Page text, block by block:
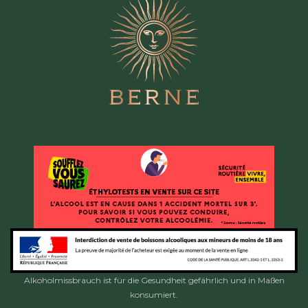
non-bio ?
Définition d’un vin conventionnel : vin dont la culture et la
vinification ne respectent pas les principes de l’agriculture
biologique ou en biodynamie. Les produits chimiques de
synthèse et les intrants œnologiques sont autorisés.
Les produits autorisés pour la culture d’un vin conventionnel :
tous les produits chimiques de synthèse autorisés en
rouge peut contenir jusqu’à 150 mg/l SO2 total (sulfites). Un
blanc ou un rosé peut contenir jusqu’à 200 mg/l SO2 total
(sulfites).
Unvin biologique, c’est quoi : c’est un vin issu d’une
agriculture et d’une vinification sans produits chimiques de
synthèse. Les principaux labels AB et Bio Europe sont le
moyen de garantir cette démarche.
Les produits autorisés pour la culture de la vigne d’un vin bio :
il est possible d’utiliser des produits chimiques d’origine
naturelle, cela dit, certains produits de synthèse font
exception, notamment l’hydroxyde de calcium (chaux
éteinte), l’huile de paraffine (issue du pétrole) et les
Alkoholmissbrauch ist für die Gesundheit gefährlich und in Maßen
konsumiert.